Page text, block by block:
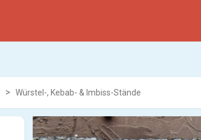
Würstel-, Kebab- & Imbiss-Stände